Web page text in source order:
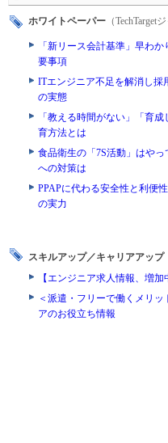
ホワイトペーパー （TechTarget
「新リース会計基準」早わ
要事項
ITエンジニア不足を解消し採
の実態
「教える時間がない」「育
育方法とは
食品衛生の「7S活動」はや
への対策は
PPAPに代わる安全性と利便
の実力
スキルアップ／キャリアアップ
【エンジニア求人情報、増
＜派遣・フリーで働くメリ
アのお役立ち情報